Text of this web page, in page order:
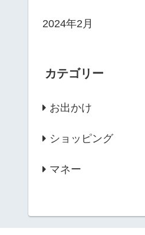
2024年2月
カテゴリー
お出かけ
ショッピング
マネー